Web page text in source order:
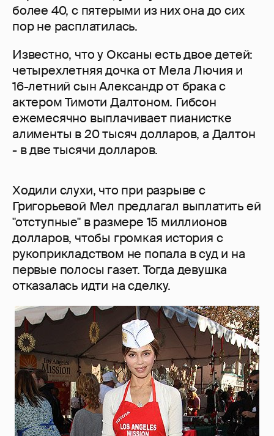
более 40, с пятерыми из них она до сих
пор не расплатилась.
Известно, что у Оксаны есть двое детей:
четырехлетняя дочка от Мела Лючия и
16-летний сын Александр от брака с
актером Тимоти Далтоном. Гибсон
ежемесячно выплачивает пианистке
алименты в 20 тысяч долларов, а Далтон
- в две тысячи долларов.
Ходили слухи, что при разрыве с
Григорьевой Мел предлагал выплатить ей
"отступные" в размере 15 миллионов
долларов, чтобы громкая история с
рукоприкладством не попала в суд и на
первые полосы газет. Тогда девушка
отказалась идти на сделку.